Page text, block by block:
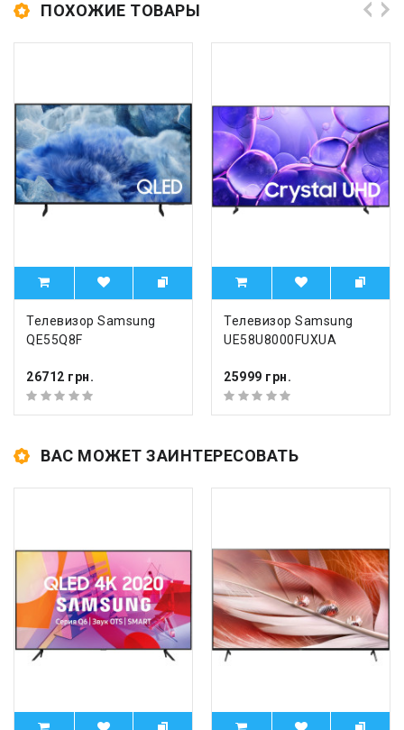
ПОХОЖИЕ ТОВАРЫ
Телевизор Samsung
QE55Q8F
26712 грн.
Телевизор Samsung
UE58U8000FUXUA
25999 грн.
ВАС МОЖЕТ ЗАИНТЕРЕСОВАТЬ